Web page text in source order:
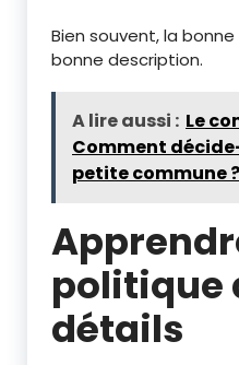
Bien souvent, la
bonne description.
A lire aussi : Le
Comment
petite commune ?
politique
détails